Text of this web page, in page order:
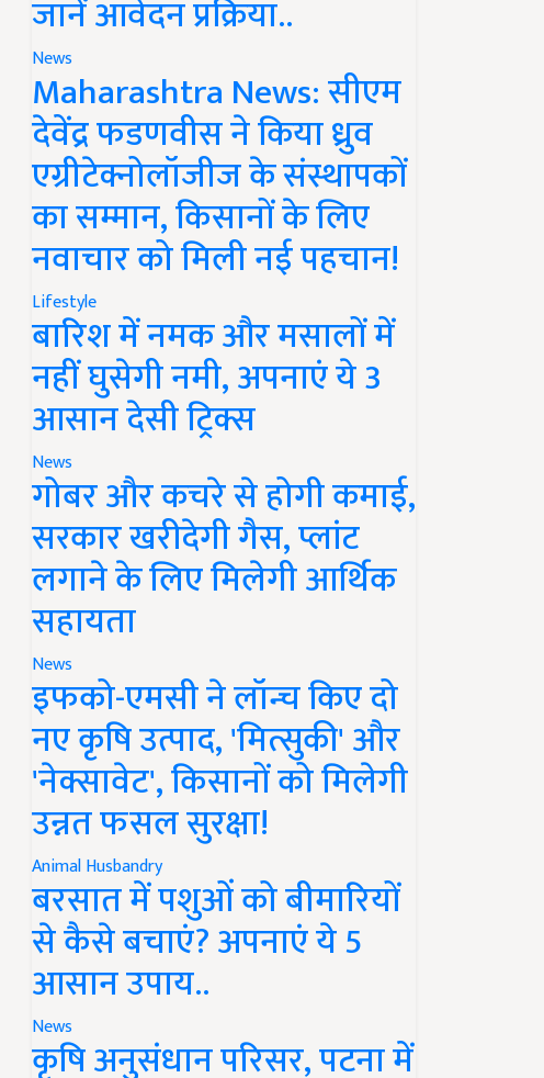
जानें आवेदन प्रक्रिया..
News
Maharashtra News: सीएम
देवेंद्र फडणवीस ने किया ध्रुव
एग्रीटेक्नोलॉजीज के संस्थापकों
का सम्मान, किसानों के लिए
नवाचार को मिली नई पहचान!
Lifestyle
बारिश में नमक और मसालों में
नहीं घुसेगी नमी, अपनाएं ये 3
आसान देसी ट्रिक्स
News
गोबर और कचरे से होगी कमाई,
सरकार खरीदेगी गैस, प्लांट
लगाने के लिए मिलेगी आर्थिक
सहायता
News
इफको-एमसी ने लॉन्च किए दो
नए कृषि उत्पाद, 'मित्सुकी' और
'नेक्सावेट', किसानों को मिलेगी
उन्नत फसल सुरक्षा!
Animal Husbandry
बरसात में पशुओं को बीमारियों
से कैसे बचाएं? अपनाएं ये 5
आसान उपाय..
News
कृषि अनुसंधान परिसर, पटना में